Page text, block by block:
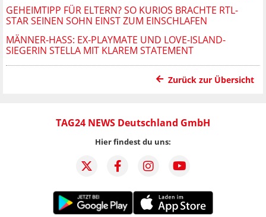
GEHEIMTIPP FÜR ELTERN? SO KURIOS BRACHTE RTL-
STAR SEINEN SOHN EINST ZUM EINSCHLAFEN
MÄNNER-HASS: EX-PLAYMATE UND LOVE-ISLAND-
SIEGERIN STELLA MIT KLAREM STATEMENT
Zurück zur Übersicht
TAG24 NEWS Deutschland GmbH
Hier findest du uns: